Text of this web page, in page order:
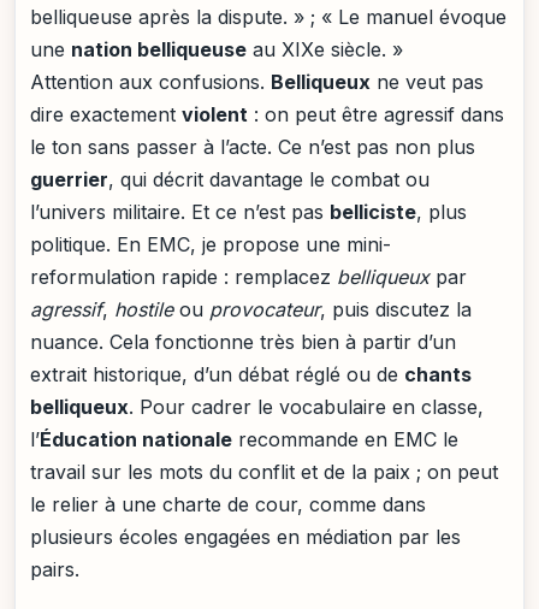
belliqueuse après la dispute. » ; « Le manuel évoque
une nation belliqueuse au XIXe siècle. »
Attention aux confusions. Belliqueux ne veut pas
dire exactement violent : on peut être agressif dans
le ton sans passer à l’acte. Ce n’est pas non plus
guerrier, qui décrit davantage le combat ou
l’univers militaire. Et ce n’est pas belliciste, plus
politique. En EMC, je propose une mini-
reformulation rapide : remplacez belliqueuxpar
agressif, hostileou provocateur, puis discutez la
nuance. Cela fonctionne très bien à partir d’un
extrait historique, d’un débat réglé ou de chants
belliqueux. Pour cadrer le vocabulaire en classe,
l’Éducation nationale recommande en EMC le
travail sur les mots du conflit et de la paix ; on peut
le relier à une charte de cour, comme dans
plusieurs écoles engagées en médiation par les
pairs.